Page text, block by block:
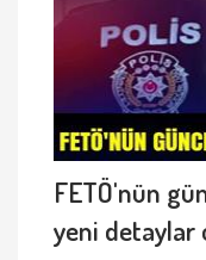
FETÖ'nün
yeni detaylar